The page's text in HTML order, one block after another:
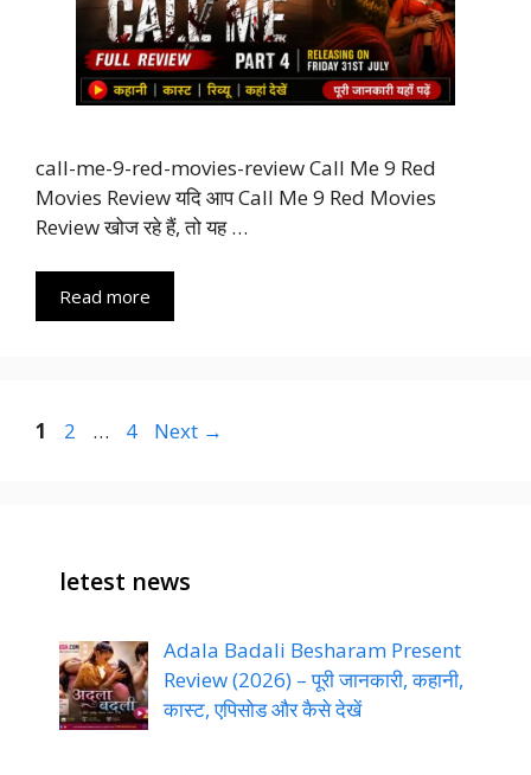
call-me-9-red-movies-review Call Me 9 Red
Movies Review यदि आप Call Me 9 Red Movies
Review खोज रहे हैं, तो यह …
Read more
Page
1 Page
2 … Page
4 Next →
letest news
Adala Badali Besharam Present
Review (2026) – पूरी जानकारी, कहानी,
कास्ट, एपिसोड और कैसे देखें